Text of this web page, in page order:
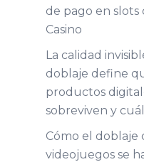
de pago en slots
Casino
La calidad
doblaje define
productos
sobreviven y
Cómo el doblaje
videojuegos se